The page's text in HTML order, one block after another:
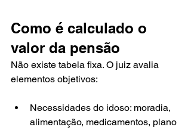
Como é calculado o
valor da pensão
Não existe tabela fixa. O juiz avalia
elementos objetivos:
Necessidades do idoso: moradia,
alimentação, medicamentos, plano